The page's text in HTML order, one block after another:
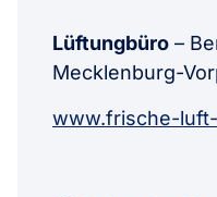
Lüftungbüro –
Mecklenburg-
www.frische-